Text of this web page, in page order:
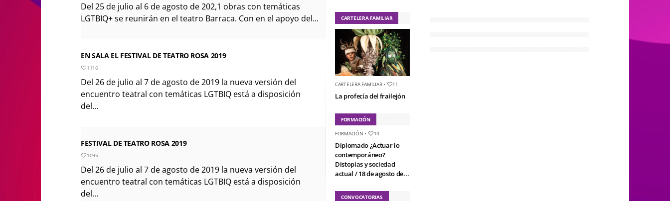
Del 25 de julio al 6 de agosto de 202,1 obras con temáticas
LGTBIQ+ se reunirán en el teatro Barraca. Con en el apoyo del...
EN SALA EL FESTIVAL DE TEATRO ROSA 2019
1116
Del 26 de julio al 7 de agosto de 2019 la nueva versión del
encuentro teatral con temáticas LGTBIQ está a disposición
del...
FESTIVAL DE TEATRO ROSA 2019
1095
Del 26 de julio al 7 de agosto de 2019 la nueva versión del
encuentro teatral con temáticas LGTBIQ está a disposición
del...
CARTELERA FAMILIAR
CARTELERA FAMILIAR• 11
La profecía del frailejón
FORMACIÓN
FORMACIÓN • 14
Diplomado ¿Actuar lo
contemporáneo?
Distopías y sociedad
actual / 18 de agosto de...
CONVOCATORIAS